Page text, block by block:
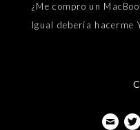
¿Me compro un
Igual debería hacerme
Email